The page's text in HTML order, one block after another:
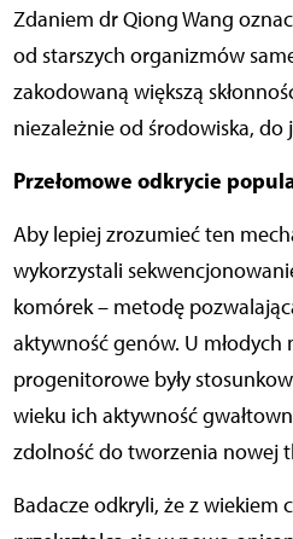
Zdaniem dr Qiong Wang
od starszych organizmów
zakodowaną większą
niezależnie od środowiska, do
Przełomowe odkrycie
Aby lepiej zrozumieć ten
wykorzystali
komórek – metodę
aktywność genów. U młodych
progenitorowe były
wieku ich aktywność
zdolność do tworzenia nowej
Badacze odkryli, że z wiekiem